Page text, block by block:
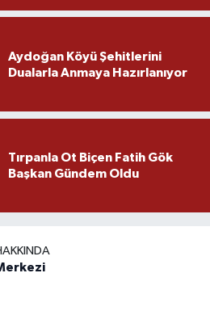
Aydoğan Köyü Şehitlerini
Dualarla Anmaya Hazırlanıyor
Tırpanla Ot Biçen Fatih Gök
Başkan Gündem Oldu